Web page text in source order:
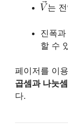
는
진폭
할 수
페이저를 이
곱셈과 나눗
다.